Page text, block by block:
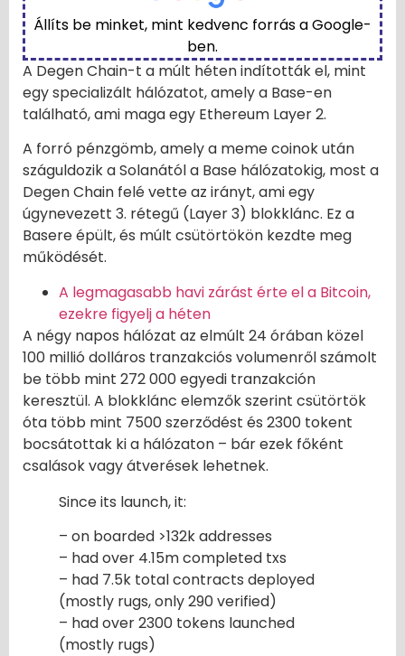
Állíts be minket, mint kedvenc forrás a Google-
ben.
A Degen Chain-t a múlt héten indították el, mint
egy specializált hálózatot, amely a Base-en
található, ami maga egy Ethereum Layer 2.
A forró pénzgömb, amely a meme coinok után
száguldozik a Solanától a Base hálózatokig, most a
Degen Chain felé vette az irányt, ami egy
úgynevezett 3. rétegű (Layer 3) blokklánc. Ez a
Basere épült, és múlt csütörtökön kezdte meg
működését.
A legmagasabb havi zárást érte el a Bitcoin,
ezekre figyelj a héten
A négy napos hálózat az elmúlt 24 órában közel
100 millió dolláros tranzakciós volumenről számolt
be több mint 272 000 egyedi tranzakción
keresztül. A blokklánc elemzők szerint csütörtök
óta több mint 7500 szerződést és 2300 tokent
bocsátottak ki a hálózaton – bár ezek főként
csalások vagy átverések lehetnek.
Since its launch, it:
– on boarded >132k addresses
– had over 4.15m completed txs
– had 7.5k total contracts deployed
(mostly rugs, only 290 verified)
– had over 2300 tokens launched
(mostly rugs)